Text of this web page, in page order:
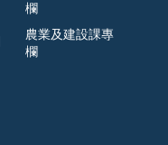
欄
農業及建設課專
欄